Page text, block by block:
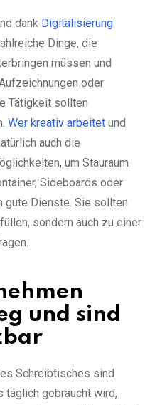
dank Digitalisierung
Dinge, die
müssen und
oder
Tätigkeit sollten
Wer kreativ arbeitet und
auch die
um Stauraum
Sideboards oder
gute Dienste. Sie sollten
sondern auch zu einer
und sind
Schreibtisches sind
täglich gebraucht wird,